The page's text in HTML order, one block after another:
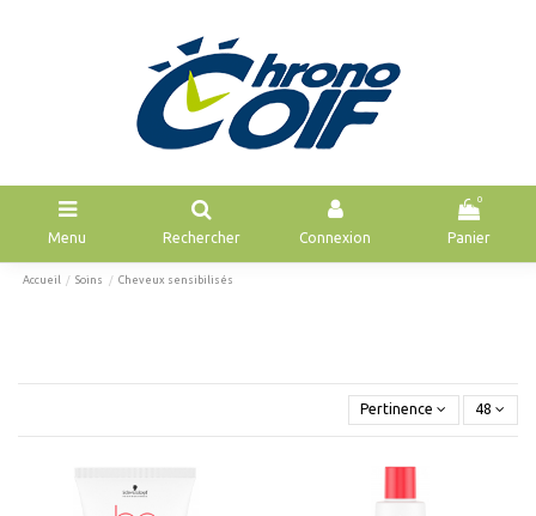
Menu Rechercher Connexion
0
Panier
Accueil Soins Cheveux sensibilisés
Pertinence 48